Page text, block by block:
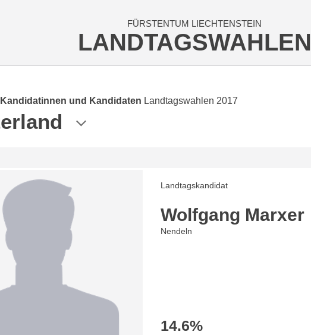
FÜRSTENTUM LIECHTENSTEIN
LANDTAGSWAHLEN
und Kandidaten Landtagswahlen 2017
Landtagskandidat
Wolfgang Marxer
Nendeln
14.6%